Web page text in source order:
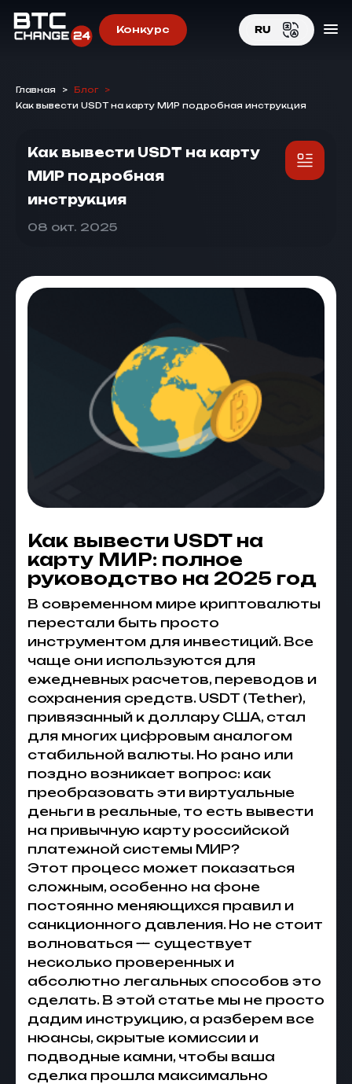
Конкурс RU
RU
Главная > Блог
>
Как вывести USDT на карту МИР подробная инструкция
Как вывести USDT на карту
МИР подробная
инструкция
08 окт. 2025
Как вывести USDT на
карту МИР: полное
руководство на 2025 год
В современном мире криптовалюты
перестали быть просто
инструментом для инвестиций. Все
чаще они используются для
ежедневных расчетов, переводов и
сохранения средств. USDT (Tether),
привязанный к доллару США, стал
для многих цифровым аналогом
стабильной валюты. Но рано или
поздно возникает вопрос: как
преобразовать эти виртуальные
деньги в реальные, то есть вывести
на привычную карту российской
платежной системы МИР?
Этот процесс может показаться
сложным, особенно на фоне
постоянно меняющихся правил и
санкционного давления. Но не стоит
волноваться — существует
несколько проверенных и
абсолютно легальных способов это
сделать. В этой статье мы не просто
дадим инструкцию, а разберем все
нюансы, скрытые комиссии и
подводные камни, чтобы ваша
сделка прошла максимально